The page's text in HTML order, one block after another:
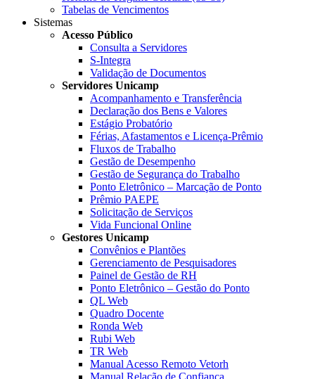
Tabelas de Vencimentos
Sistemas
Acesso Público
Consulta a Servidores
S-Integra
Validação de Documentos
Servidores Unicamp
Acompanhamento e Transferência
Declaração dos Bens e Valores
Estágio Probatório
Férias, Afastamentos e Licença-Prêmio
Fluxos de Trabalho
Gestão de Desempenho
Gestão de Segurança do Trabalho
Ponto Eletrônico – Marcação de Ponto
Prêmio PAEPE
Solicitação de Serviços
Vida Funcional Online
Gestores Unicamp
Convênios e Plantões
Gerenciamento de Pesquisadores
Painel de Gestão de RH
Ponto Eletrônico – Gestão do Ponto
QL Web
Quadro Docente
Ronda Web
Rubi Web
TR Web
Manual Acesso Remoto Vetorh
Manual Relação de Confiança